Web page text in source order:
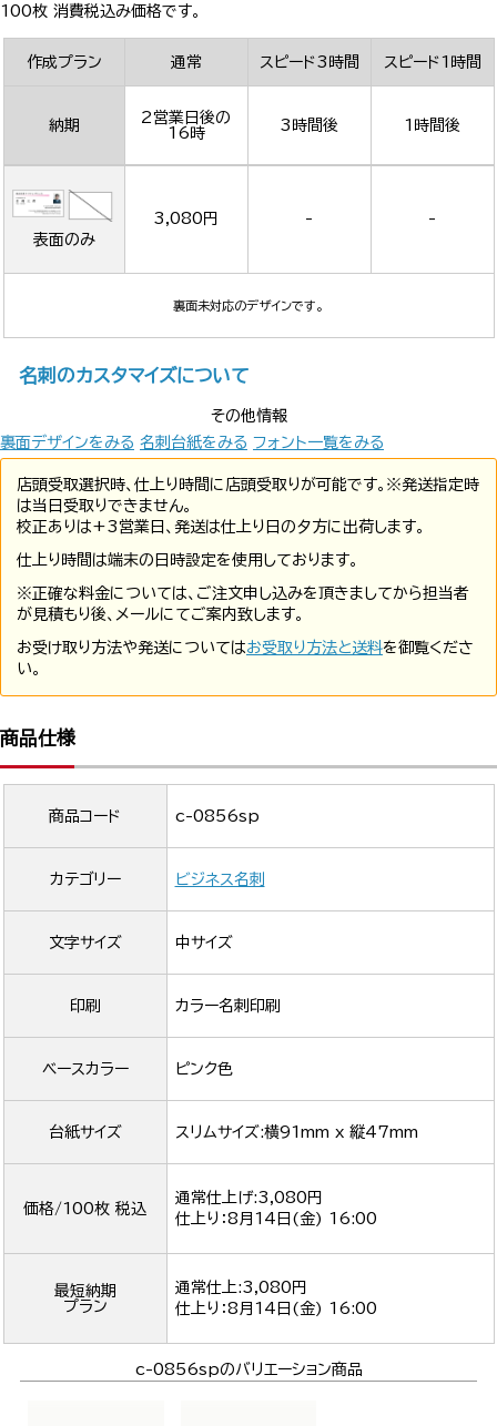
100枚 消費税込み価格です。
作成プラン 通常 スピード3時間 スピード1時間
納期
2営業日後の
16時
3時間後 1時間後
表面のみ
3,080円 - -
裏面未対応のデザインです。
名刺のカスタマイズについて
その他情報
裏面デザインをみる 名刺台紙をみる フォント一覧をみる
店頭受取選択時、仕上り時間に店頭受取りが可能です。※発送指定時
は当日受取りできません。
校正ありは+3営業日、発送は仕上り日の夕方に出荷します。
仕上り時間は端末の日時設定を使用しております。
※正確な料金については、ご注文申し込みを頂きましてから担当者
が見積もり後、メールにてご案内致します。
お受け取り方法や発送についてはお受取り方法と送料を御覧くださ
い。
商品仕様
商品コード c-0856sp
カテゴリー ビジネス名刺
文字サイズ 中サイズ
印刷 カラー名刺印刷
ベースカラー ピンク色
台紙サイズ スリムサイズ:横91mm x 縦47mm
価格/100枚 税込
通常仕上げ:3,080円
仕上り：8月14日(金) 16:00
最短納期
プラン
通常仕上:3,080円
仕上り：8月14日(金) 16:00
c-0856spのバリエーション商品